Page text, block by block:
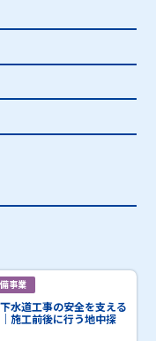
事業
水道工事の安全を支える
施工前後に行う地中探